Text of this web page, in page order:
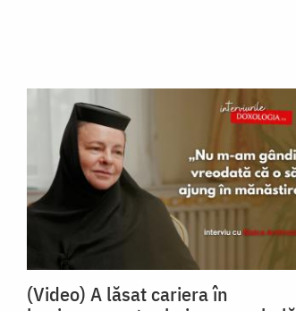
(Video) A lăsat cariera în